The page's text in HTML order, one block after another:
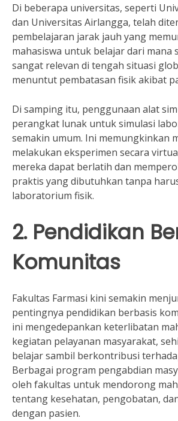
Di beberapa universitas, seperti
dan Universitas Airlangga, telah
pembelajaran jarak jauh yang
mahasiswa untuk belajar dari mana
sangat relevan di tengah situasi
menuntut pembatasan fisik akibat
Di samping itu, penggunaan alat
perangkat lunak untuk simulasi
semakin umum. Ini memungkinkan
melakukan eksperimen secara
mereka dapat berlatih dan
praktis yang dibutuhkan tanpa
laboratorium fisik.
2. Pendidikan
Komunitas
Fakultas Farmasi kini semakin
pentingnya pendidikan berbasis
ini mengedepankan keterlibatan
kegiatan pelayanan masyarakat,
belajar sambil berkontribusi
Berbagai program pengabdian
oleh fakultas untuk mendorong
tentang kesehatan, pengobatan,
dengan pasien.